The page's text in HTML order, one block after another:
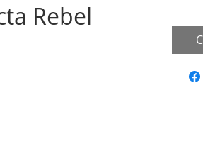
Rebel